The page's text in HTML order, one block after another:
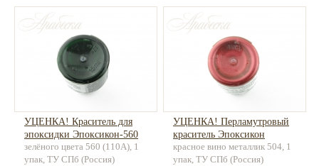
УЦЕНКА! Краситель для
эпоксидки Эпоксикон-560
(110А) 15г
зелёного цвета 560 (110А), 1
упак, ТУ СПб (Россия)
УЦЕНКА! Перламутровый
краситель Эпоксикон
ПП-504 15г
красное вино металлик 504, 1
упак, ТУ СПб (Россия)